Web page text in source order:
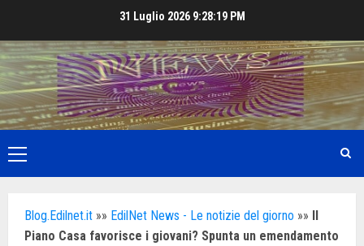
content
31 Luglio 2026 9:28:20 PM
Primary
Menu
Blog.Edilnet.it »» EdilNet News - Le notizie del giorno »» Il
Piano Casa favorisce i giovani? Spunta un emendamento